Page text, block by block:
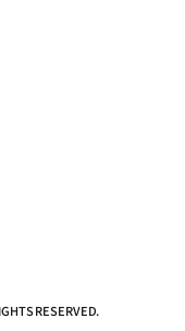
ー
RESERVED.